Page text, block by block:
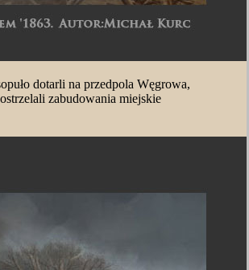
dotarli na przedpola Węgrowa,
zabudowania miejskie